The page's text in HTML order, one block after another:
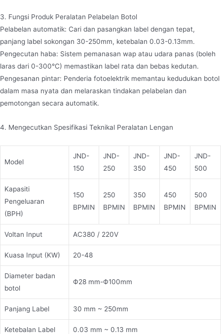
3. Fungsi Produk Peralatan Pelabelan Botol
Pelabelan automatik: Cari dan pasangkan label dengan tepat,
panjang label sokongan 30-250mm, ketebalan 0.03-0.13mm.
Pengecutan haba: Sistem pemanasan wap atau udara panas (boleh
laras dari 0-300°C) memastikan label rata dan bebas kedutan.
Pengesanan pintar: Penderia fotoelektrik memantau kedudukan botol
dalam masa nyata dan melaraskan tindakan pelabelan dan
pemotongan secara automatik.
4. Mengecutkan Spesifikasi Teknikal Peralatan Lengan
Model
JND-
150
JND-
250
JND-
350
JND-
450
JND-
500
Kapasiti
Pengeluaran
(BPH)
150
BPMIN
250
BPMIN
350
BPMIN
450
BPMIN
500
BPMIN
Voltan Input AC380 / 220V
Kuasa Input (KW) 20-48
Diameter badan
botol
Ф28 mm-Ф100mm
Panjang Label 30 mm ~ 250mm
Ketebalan Label 0.03 mm ~ 0.13 mm